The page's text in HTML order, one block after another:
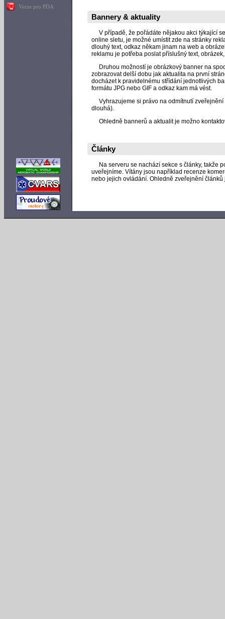
Verze pro PDA
Bannery & aktuality
V případě, že pořádáte nějakou akci týkající
online sletu, je možné umístit zde na stránky
dlouhý text, odkaz někam jinam na web a
reklamu je potřeba poslat příslušný text,
Druhou možností je obrázkový banner na
zobrazovat delší dobu jak aktualita na první
docházet k pravidelnému střídání jednotlivých
formátu JPG nebo GIF a odkaz kam má vést.
Vyhrazujeme si právo na odmítnutí zveřejnění
dlouhá).
Ohledně bannerů a aktualit je možno
Články
Na serveru se nachází sekce s články, takže
uveřejníme. Vítány jsou například recenze
nebo jejich ovládání. Ohledně zveřejnění